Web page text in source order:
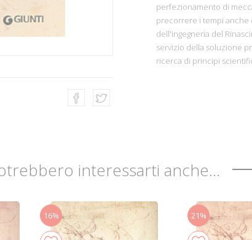
perfezionamento di
precorrere i tempi anche
dell'ingegneria del
servizio della soluzione
ricerca di principi
interessarti anche...
16% 21%